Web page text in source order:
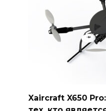
Xaircraft X650